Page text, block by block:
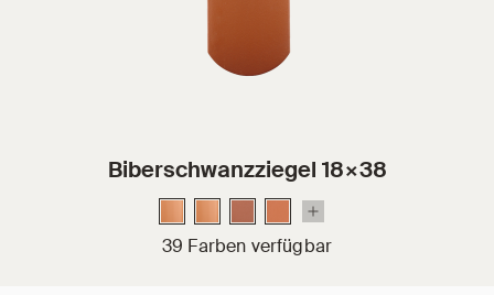
Biberschwanzziegel 18×38
39 Farben verfügbar